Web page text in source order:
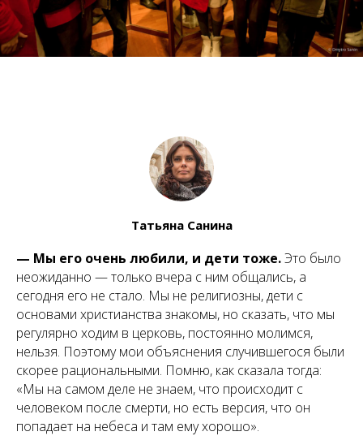
Татьяна Санина
— Мы его очень любили, и дети тоже.Это было
неожиданно — только вчера с ним общались, а
сегодня его не стало. Мы не религиозны, дети с
основами христианства знакомы, но сказать, что мы
регулярно ходим в церковь, постоянно молимся,
нельзя. Поэтому мои объяснения случившегося были
скорее рациональными. Помню, как сказала тогда:
«Мы на самом деле не знаем, что происходит с
человеком после смерти, но есть версия, что он
попадает на небеса и там ему хорошо».